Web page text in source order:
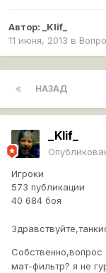
Автор:
_Klif_
11 июня, 2013 в
НАЗАД
_Klif_
Игроки
573 публикации
40 684 боя
Собственно,вопрос
мат-фильтр? я не